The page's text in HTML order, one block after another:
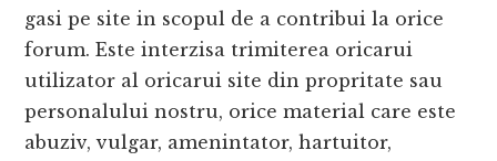
gasi pe site in scopul de a contribui la orice
forum. Este interzisa trimiterea oricarui
utilizator al oricarui site din propritate sau
personalului nostru, orice material care este
abuziv, vulgar, amenintator, hartuitor,